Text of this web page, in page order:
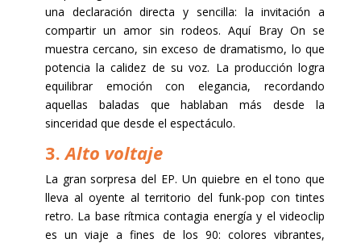
una declaración directa y sencilla: la invitación a
compartir un amor sin rodeos. Aquí Bray On se
muestra cercano, sin exceso de dramatismo, lo que
potencia la calidez de su voz. La producción logra
equilibrar emoción con elegancia, recordando
aquellas baladas que hablaban más desde la
sinceridad que desde el espectáculo.
3.Alto voltaje
La gran sorpresa del EP. Un quiebre en el tono que
lleva al oyente al territorio del funk-pop con tintes
retro. La base rítmica contagia energía y el videoclip
es un viaje a fines de los 90: colores vibrantes,